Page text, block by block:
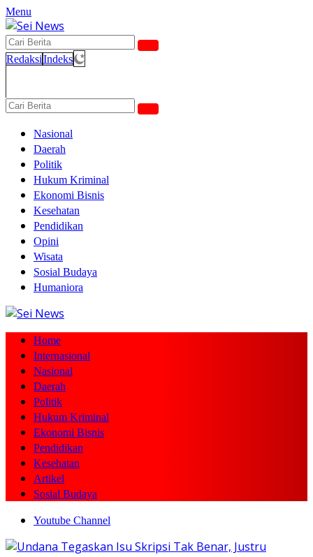
Langsung
ke
konten
Menu
RedaksiIndeks
Nasional
Daerah
Politik
Hukum Kriminal
Ekonomi Bisnis
Kesehatan
Pendidikan
Opini
Wisata
Sosial Budaya
Humaniora
Home
Internasional
Nasional
Daerah
Politik
Hukum Kriminal
Ekonomi Bisnis
Pendidikan
Kesehatan
Artikel
Sosial Budaya
Youtube Channel